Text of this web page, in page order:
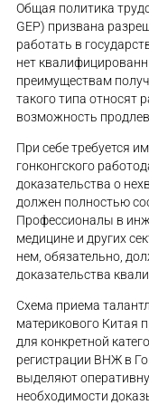
Общая политика
GEP) призвана
работать в
нет
преимуществам
такого типа относят
возможность
При себе требуется
гонконгского
доказательства о
должен полностью
Профессионалы в
медицине и других
нем, обязательно,
доказательства
Схема приема
материкового Китая
для конкретной
регистрации ВНЖ в
выделяют
необходимости